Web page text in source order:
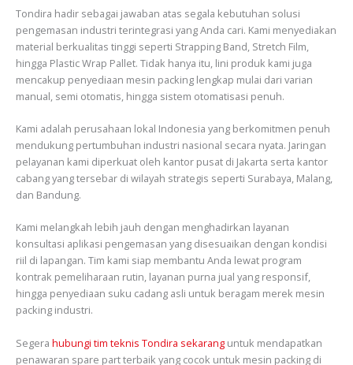
Tondira hadir sebagai jawaban atas segala kebutuhan solusi
pengemasan industri terintegrasi yang Anda cari. Kami menyediakan
material berkualitas tinggi seperti Strapping Band, Stretch Film,
hingga Plastic Wrap Pallet. Tidak hanya itu, lini produk kami juga
mencakup penyediaan mesin packing lengkap mulai dari varian
manual, semi otomatis, hingga sistem otomatisasi penuh.
Kami adalah perusahaan lokal Indonesia yang berkomitmen penuh
mendukung pertumbuhan industri nasional secara nyata. Jaringan
pelayanan kami diperkuat oleh kantor pusat di Jakarta serta kantor
cabang yang tersebar di wilayah strategis seperti Surabaya, Malang,
dan Bandung.
Kami melangkah lebih jauh dengan menghadirkan layanan
konsultasi aplikasi pengemasan yang disesuaikan dengan kondisi
riil di lapangan. Tim kami siap membantu Anda lewat program
kontrak pemeliharaan rutin, layanan purna jual yang responsif,
hingga penyediaan suku cadang asli untuk beragam merek mesin
packing industri.
Segera hubungi tim teknis Tondira sekarang untuk mendapatkan
penawaran spare part terbaik yang cocok untuk mesin packing di